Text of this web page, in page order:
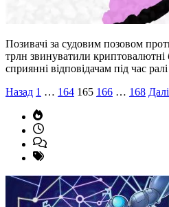
Позивачі за судовим позовом
трлн звинуватили криптовалютні
сприянні відповідачам під час
Пагінація
записів
Назад 1 … 164 165 166 … 168 Далі